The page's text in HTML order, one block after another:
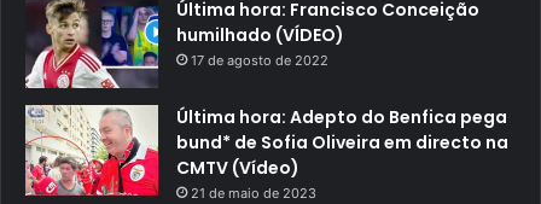
Última hora: Francisco Conceição
humilhado (VÍDEO)
17 de agosto de 2022
Última hora: Adepto do Benfica pega
bund* de Sofia Oliveira em directo na
CMTV (Vídeo)
21 de maio de 2023